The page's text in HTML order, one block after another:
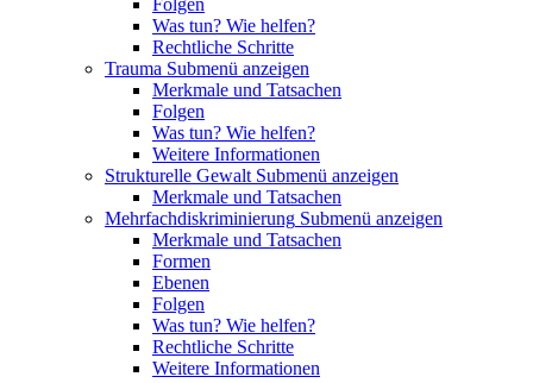
Folgen
Was tun? Wie helfen?
Rechtliche Schritte
Trauma Submenü anzeigen
Merkmale und Tatsachen
Folgen
Was tun? Wie helfen?
Weitere Informationen
Strukturelle Gewalt Submenü anzeigen
Merkmale und Tatsachen
Mehrfachdiskriminierung Submenü anzeigen
Merkmale und Tatsachen
Formen
Ebenen
Folgen
Was tun? Wie helfen?
Rechtliche Schritte
Weitere Informationen